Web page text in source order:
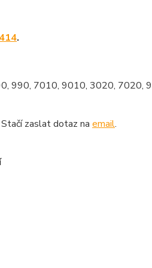
.
990, 7010, 9010, 3020, 7020,
zaslat dotaz na email.